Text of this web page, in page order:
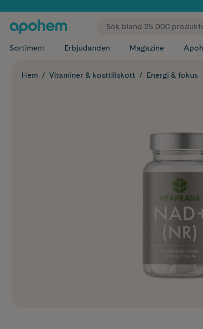
Sortiment Erbjudanden Magazine
Hem Vitaminer & kosttillskott Energi & fokus